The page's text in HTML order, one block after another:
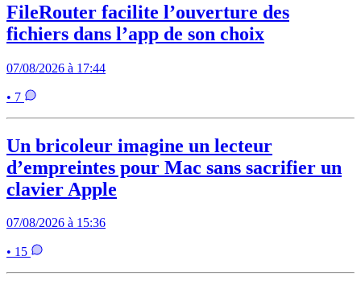
FileRouter facilite l’ouverture des
fichiers dans l’app de son choix
07/08/2026 à 17:44
• 7
Un bricoleur imagine un lecteur
d’empreintes pour Mac sans sacrifier un
clavier Apple
07/08/2026 à 15:36
• 15